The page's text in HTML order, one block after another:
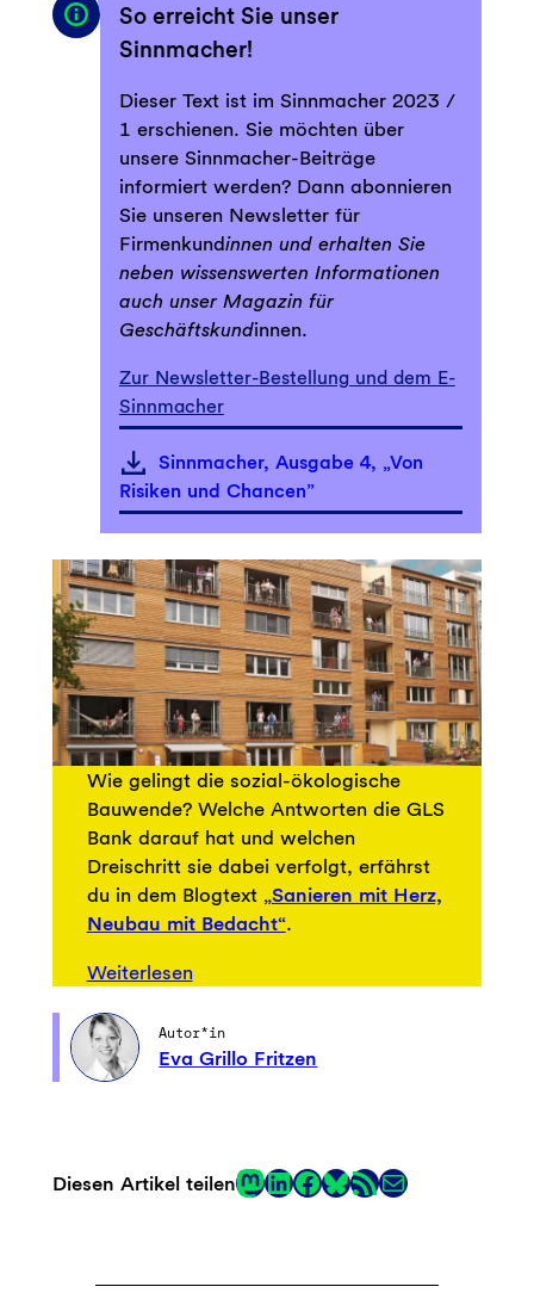
So erreicht Sie unser
Sinnmacher!
Dieser Text ist im Sinnmacher 2023 /
1 erschienen. Sie möchten über
unsere Sinnmacher-Beiträge
informiert werden? Dann abonnieren
Sie unseren Newsletter für
Firmenkundinnen und erhalten Sie
neben wissenswerten Informationen
auch unser Magazin für
Geschäftskundinnen.
Zur Newsletter-Bestellung und dem E-
Sinnmacher
Sinnmacher, Ausgabe 4, „Von
Risiken und Chancen”
Wie gelingt die sozial-ökologische
Bauwende? Welche Antworten die GLS
Bank darauf hat und welchen
Dreischritt sie dabei verfolgt, erfährst
du in dem Blogtext „Sanieren mit Herz,
Neubau mit Bedacht“.
Weiterlesen
Autor*in
Eva Grillo Fritzen
Diesen Artikel teilenMastodon
LinkedIn
Facebook
LinkRSS-Feed
E-Mail